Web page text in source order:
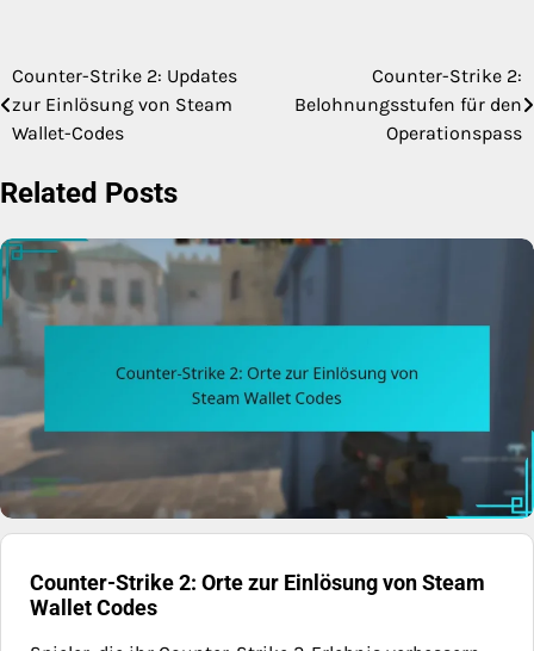
Post
navigation
Counter-Strike 2: Updates
zur Einlösung von Steam
Wallet-Codes
Counter-Strike 2:
Belohnungsstufen für den
Operationspass
Related Posts
Counter-Strike 2: Orte zur Einlösung von Steam
Wallet Codes